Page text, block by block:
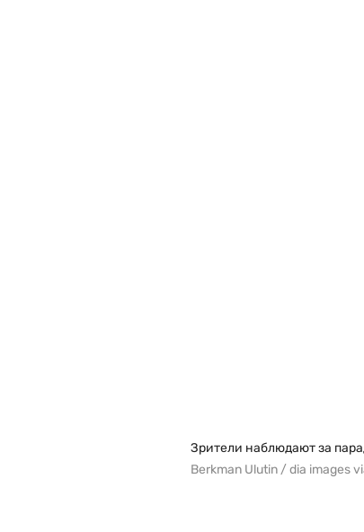
Зрители наблюдают за
Berkman Ulutin / dia images